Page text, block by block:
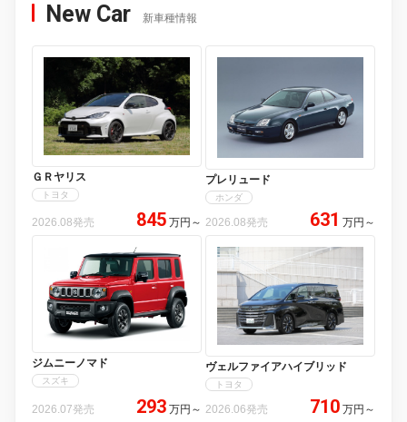
New Car 新車種情報
ＧＲヤリス
トヨタ
2026.08発売 845 万円 ～
プレリュード
ホンダ
2026.08発売 631 万円 ～
ジムニーノマド
スズキ
2026.07発売 293 万円 ～
ヴェルファイアハイブリッド
トヨタ
2026.06発売 710 万円 ～